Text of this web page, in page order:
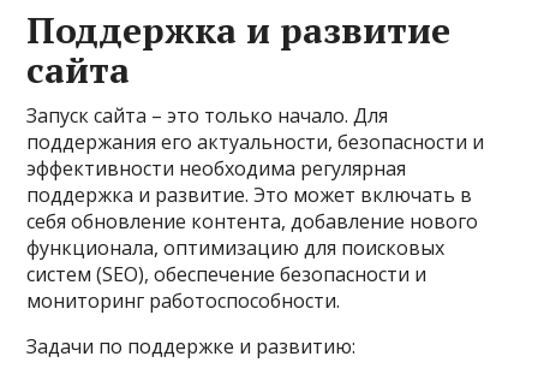
Поддержка и развитие
сайта
Запуск сайта – это только начало. Для
поддержания его актуальности, безопасности и
эффективности необходима регулярная
поддержка и развитие. Это может включать в
себя обновление контента, добавление нового
функционала, оптимизацию для поисковых
систем (SEO), обеспечение безопасности и
мониторинг работоспособности.
Задачи по поддержке и развитию: